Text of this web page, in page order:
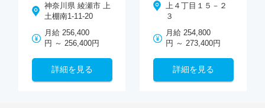
神奈川県 綾瀬市 上
土棚南1-11-20
月給 256,400
円 ～ 256,400円
詳細を見る
上４丁目１５－２
３
月給 254,800
円 ～ 273,400円
詳細を見る